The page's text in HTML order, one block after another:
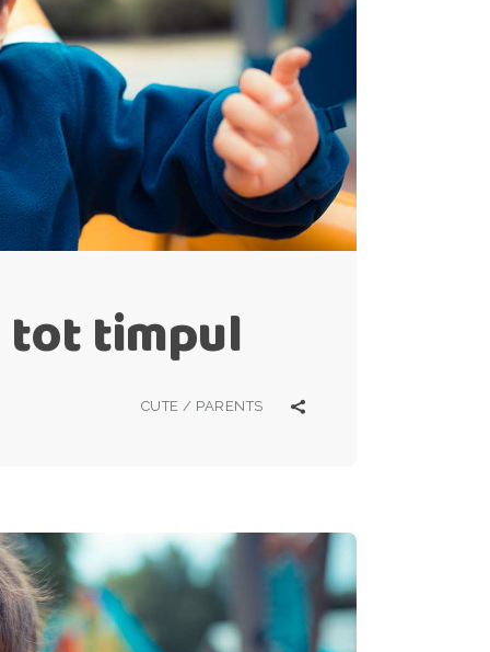
tot timpul
CUTE / PARENTS